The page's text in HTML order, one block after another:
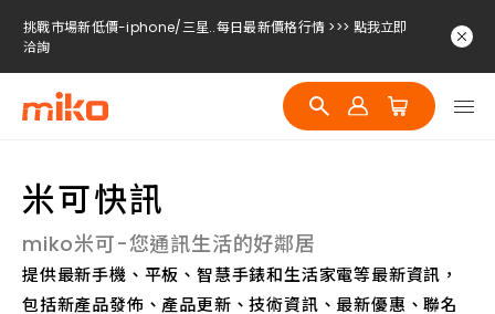
挑戰市場新低價-iphone/三星..每日最新價格行情 >>> 點我立即
洽詢
挑戰市場新低價-iphone/三星..每日最新價格行情 >>> 點我立即
洽詢
挑戰市場新低價-iphone/三星..每日最新價格行情 >>> 點我立即
米可快訊
miko米可-您通訊生活的好鄰居
提供最新手機、平板、智慧手錶和生活家電等最新資訊，
包括新產品發佈、產品更新、技術資訊、最新優惠、聯名